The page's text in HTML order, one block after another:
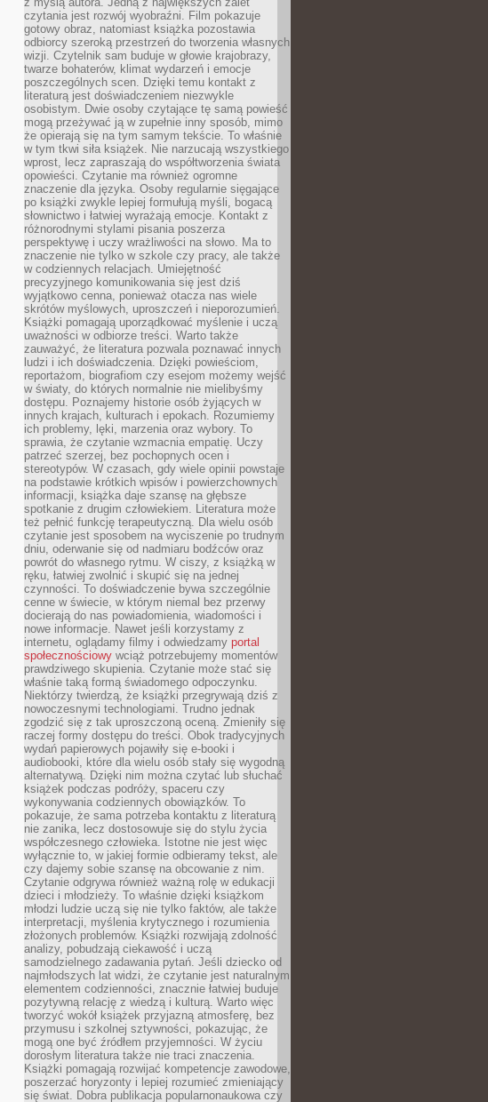
czytania jest rozwój wyobraźni. Film pokazuje
gotowy obraz, natomiast książka pozostawia
odbiorcy szeroką przestrzeń do tworzenia własnych
wizji. Czytelnik sam buduje w głowie krajobrazy,
twarze bohaterów, klimat wydarzeń i emocje
poszczególnych scen. Dzięki temu kontakt z
literaturą jest doświadczeniem niezwykle
osobistym. Dwie osoby czytające tę samą powieść
mogą przeżywać ją w zupełnie inny sposób, mimo
że opierają się na tym samym tekście. To właśnie
w tym tkwi siła książek. Nie narzucają wszystkiego
wprost, lecz zapraszają do współtworzenia świata
opowieści. Czytanie ma również ogromne
znaczenie dla języka. Osoby regularnie sięgające
po książki zwykle lepiej formułują myśli, bogacą
słownictwo i łatwiej wyrażają emocje. Kontakt z
różnorodnymi stylami pisania poszerza
perspektywę i uczy wrażliwości na słowo. Ma to
znaczenie nie tylko w szkole czy pracy, ale także
w codziennych relacjach. Umiejętność
precyzyjnego komunikowania się jest dziś
wyjątkowo cenna, ponieważ otacza nas wiele
skrótów myślowych, uproszczeń i nieporozumień.
Książki pomagają uporządkować myślenie i uczą
uważności w odbiorze treści. Warto także
zauważyć, że literatura pozwala poznawać innych
ludzi i ich doświadczenia. Dzięki powieściom,
reportażom, biografiom czy esejom możemy wejść
w światy, do których normalnie nie mielibyśmy
dostępu. Poznajemy historie osób żyjących w
innych krajach, kulturach i epokach. Rozumiemy
ich problemy, lęki, marzenia oraz wybory. To
sprawia, że czytanie wzmacnia empatię. Uczy
patrzeć szerzej, bez pochopnych ocen i
stereotypów. W czasach, gdy wiele opinii powstaje
na podstawie krótkich wpisów i powierzchownych
informacji, książka daje szansę na głębsze
spotkanie z drugim człowiekiem. Literatura może
też pełnić funkcję terapeutyczną. Dla wielu osób
czytanie jest sposobem na wyciszenie po trudnym
dniu, oderwanie się od nadmiaru bodźców oraz
powrót do własnego rytmu. W ciszy, z książką w
ręku, łatwiej zwolnić i skupić się na jednej
czynności. To doświadczenie bywa szczególnie
cenne w świecie, w którym niemal bez przerwy
docierają do nas powiadomienia, wiadomości i
nowe informacje. Nawet jeśli korzystamy z
internetu, oglądamy filmy i odwiedzamy portal
społecznościowy wciąż potrzebujemy momentów
prawdziwego skupienia. Czytanie może stać się
właśnie taką formą świadomego odpoczynku.
Niektórzy twierdzą, że książki przegrywają dziś z
nowoczesnymi technologiami. Trudno jednak
zgodzić się z tak uproszczoną oceną. Zmieniły się
raczej formy dostępu do treści. Obok tradycyjnych
wydań papierowych pojawiły się e-booki i
audiobooki, które dla wielu osób stały się wygodną
alternatywą. Dzięki nim można czytać lub słuchać
książek podczas podróży, spaceru czy
wykonywania codziennych obowiązków. To
pokazuje, że sama potrzeba kontaktu z literaturą
nie zanika, lecz dostosowuje się do stylu życia
współczesnego człowieka. Istotne nie jest więc
wyłącznie to, w jakiej formie odbieramy tekst, ale
czy dajemy sobie szansę na obcowanie z nim.
Czytanie odgrywa również ważną rolę w edukacji
dzieci i młodzieży. To właśnie dzięki książkom
młodzi ludzie uczą się nie tylko faktów, ale także
interpretacji, myślenia krytycznego i rozumienia
złożonych problemów. Książki rozwijają zdolność
analizy, pobudzają ciekawość i uczą
samodzielnego zadawania pytań. Jeśli dziecko od
najmłodszych lat widzi, że czytanie jest naturalnym
elementem codzienności, znacznie łatwiej buduje
pozytywną relację z wiedzą i kulturą. Warto więc
tworzyć wokół książek przyjazną atmosferę, bez
przymusu i szkolnej sztywności, pokazując, że
mogą one być źródłem przyjemności. W życiu
dorosłym literatura także nie traci znaczenia.
Książki pomagają rozwijać kompetencje zawodowe,
poszerzać horyzonty i lepiej rozumieć zmieniający
się świat. Dobra publikacja popularnonaukowa czy